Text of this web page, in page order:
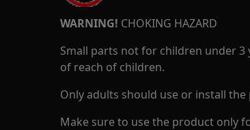
WARNING! CHOKING HAZARD
Small parts not for children under 3
of reach of children.
Only adults should use or install
Make sure to use the product only